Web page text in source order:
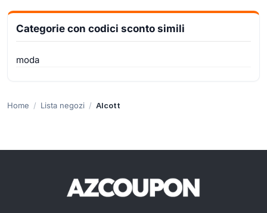
Categorie con codici sconto simili
moda
Home Lista negozi Alcott